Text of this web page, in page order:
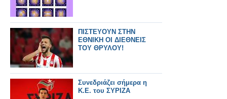
ΠΙΣΤΕΥΟΥΝ ΣΤΗΝ
ΕΘΝΙΚΗ ΟΙ ΔΙΕΘΝΕΙΣ
ΤΟΥ ΘΡΥΛΟΥ!
Συνεδριάζει σήμερα η
Κ.Ε. του ΣΥΡΙΖΑ